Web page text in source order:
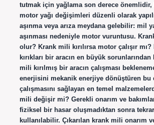
tutmak için yağlama son derece önemlidir,
motor yağı değişimleri düzenli olarak
aşınma veya arıza meydana gelebilir: mil
aşınması nedeniyle motor vuruntusu.
olur? Krank mili kırılırsa motor çalışır
kırıkları bir aracın en büyük
mili kırılmış bir aracın çalışması
enerjisini mekanik enerjiye dönüştüren bu
çalışmasını sağlayan en temel
mili değişir mi? Gerekli onarım ve
fiziksel bir hasar oluşmadıktan sonra
kullanılabilir. Çıkarılan krank mili onarım